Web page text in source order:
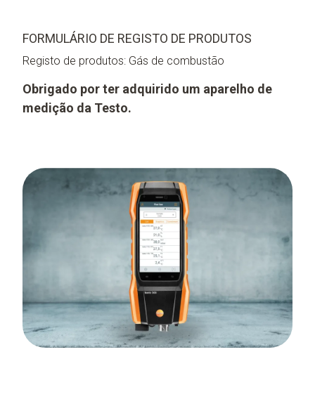
FORMULÁRIO DE REGISTO DE PRODUTOS
Registo de produtos: Gás de combustão
Obrigado por ter adquirido um aparelho de
medição da Testo.